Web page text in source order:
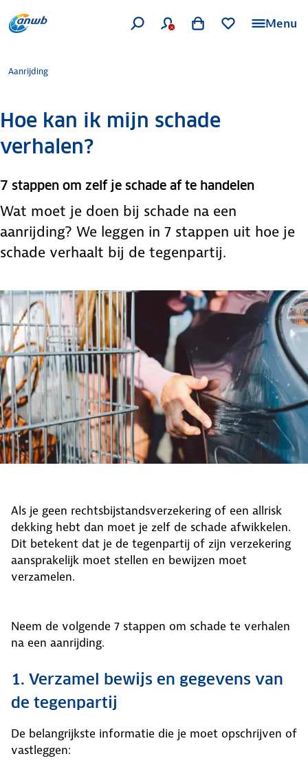
Menu
Aanrijding
Hoe kan ik mijn schade
verhalen?
7 stappen om zelf je schade af te handelen
Wat moet je doen bij schade na een
aanrijding? We leggen in 7 stappen uit hoe je
schade verhaalt bij de tegenpartij.
Als je geen rechtsbijstandsverzekering of een allrisk
dekking hebt dan moet je zelf de schade afwikkelen.
Dit betekent dat je de tegenpartij of zijn verzekering
aansprakelijk moet stellen en bewijzen moet
verzamelen.
Neem de volgende 7 stappen om schade te verhalen
na een aanrijding.
1. Verzamel bewijs en gegevens van
de tegenpartij
De belangrijkste informatie die je moet opschrijven of
vastleggen: